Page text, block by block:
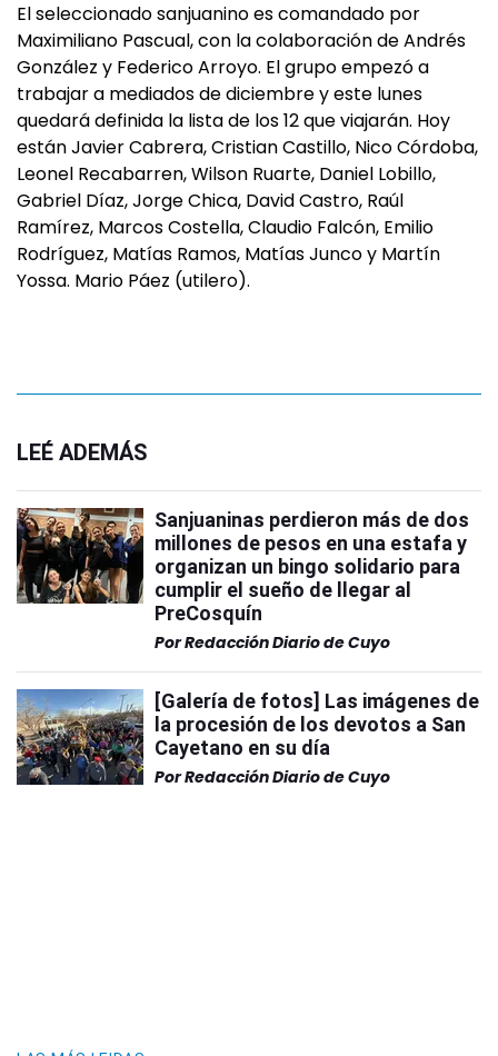
El seleccionado sanjuanino es comandado por
Maximiliano Pascual, con la colaboración de Andrés
González y Federico Arroyo. El grupo empezó a
trabajar a mediados de diciembre y este lunes
quedará definida la lista de los 12 que viajarán. Hoy
están Javier Cabrera, Cristian Castillo, Nico Córdoba,
Leonel Recabarren, Wilson Ruarte, Daniel Lobillo,
Gabriel Díaz, Jorge Chica, David Castro, Raúl
Ramírez, Marcos Costella, Claudio Falcón, Emilio
Rodríguez, Matías Ramos, Matías Junco y Martín
Yossa. Mario Páez (utilero).
LEÉ ADEMÁS
Sanjuaninas perdieron más de dos
millones de pesos en una estafa y
organizan un bingo solidario para
cumplir el sueño de llegar al
PreCosquín
PorRedacción Diario de Cuyo
[Galería de fotos] Las imágenes de
la procesión de los devotos a San
Cayetano en su día
PorRedacción Diario de Cuyo